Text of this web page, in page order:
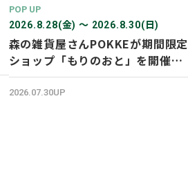
POP UP
2026.8.28(金) 〜 2026.8.30(日)
森の雑貨屋さんPOKKEが期間限定
ショップ「もりのおと」を開催し
ます！
2026.07.30UP